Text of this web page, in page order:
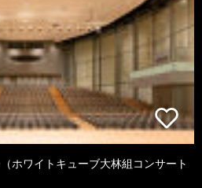
ホワイトキューブ大林組コンサート